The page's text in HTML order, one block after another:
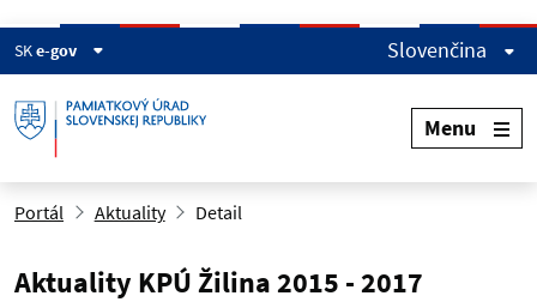
SKe-gov Slovenčina
Menu
Portál Aktuality Detail
Aktuality KPÚ Žilina 2015 - 2017